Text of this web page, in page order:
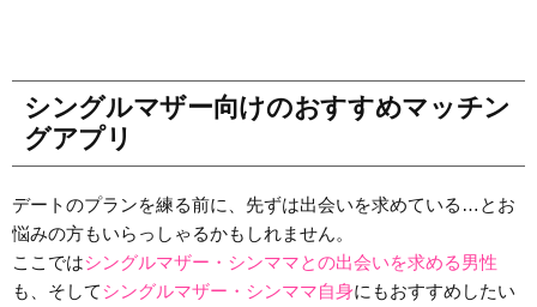
シングルマザー向けのおすすめマッチン
グアプリ
デートのプランを練る前に、先ずは出会いを求めている…とお
悩みの方もいらっしゃるかもしれません。
ここではシングルマザー・シンママとの出会いを求める男性
も、そしてシングルマザー・シンママ自身にもおすすめしたい